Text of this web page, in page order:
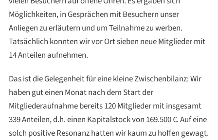
Möglichkeiten, in Gesprächen mit Besuchern unser
Anliegen zu erläutern und um Teilnahme zu werben.
Tatsächlich konnten wir vor Ort sieben neue Mitglieder mit
14 Anteilen aufnehmen.
Das ist die Gelegenheit für eine kleine Zwischenbilanz: Wir
haben gut einen Monat nach dem Start der
Mitgliederaufnahme bereits 120 Mitglieder mit insgesamt
339 Anteilen, d.h. einen Kapitalstock von 169.500 €. Auf eine
solch positive Resonanz hatten wir kaum zu hoffen gewagt.